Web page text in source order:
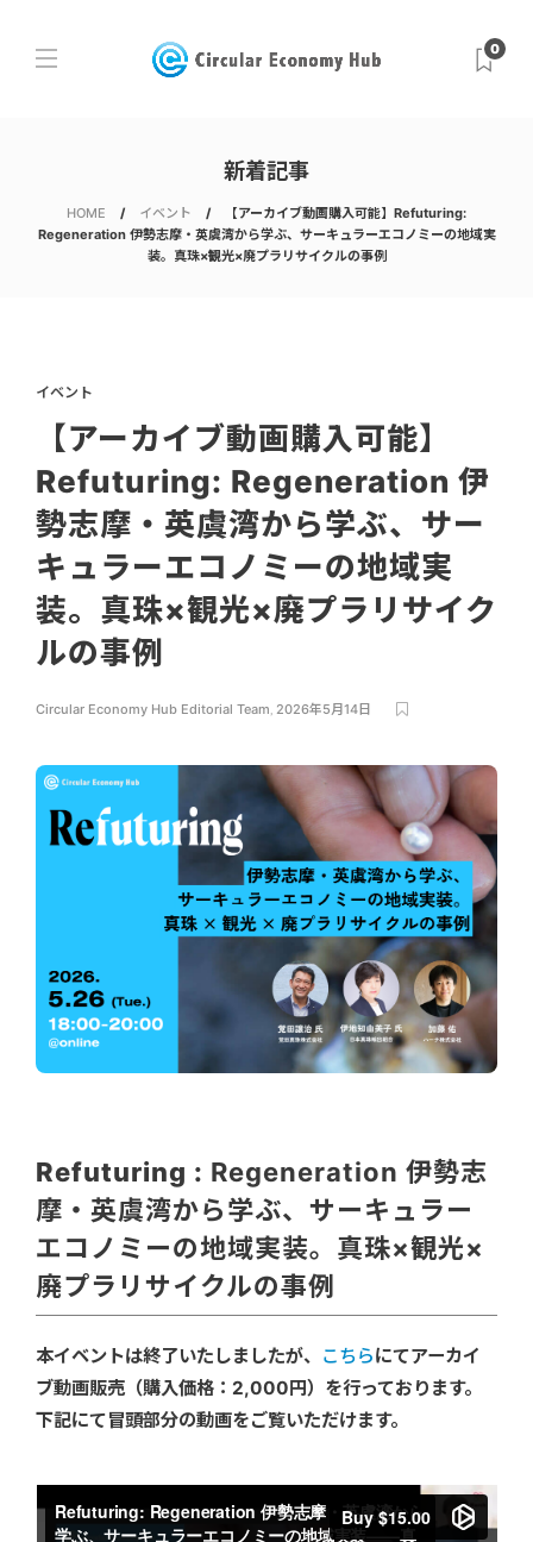
0
新着記事
HOME イベント
【アーカイブ動画購入可能】Refuturing:
Regeneration 伊勢志摩・英虞湾から学ぶ、サーキュラーエコノミーの地域実
装。真珠×観光×廃プラリサイクルの事例
イベント
【アーカイブ動画購入可能】
Refuturing: Regeneration 伊
勢志摩・英虞湾から学ぶ、サー
キュラーエコノミーの地域実
装。真珠×観光×廃プラリサイク
ルの事例
Circular Economy Hub Editorial Team, 2026年5月14日
Refuturing : Regeneration 伊勢志
摩・英虞湾から学ぶ、サーキュラー
エコノミーの地域実装。真珠×観光×
廃プラリサイクルの事例
本イベントは終了いたしましたが、 こちらにてアーカイ
ブ動画販売（購入価格：2,000円）を行っております。
下記にて冒頭部分の動画をご覧いただけます。